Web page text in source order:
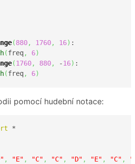
(880, 1760, 16) :
(freq, 6)
(1760, 880, -16) :
(freq, 6)
pomocí hudební notace:
, "E" , "C" , "C" , "D" , "E" , "C" ,